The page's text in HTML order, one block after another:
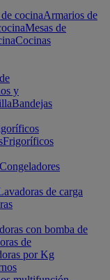
cocinaArmarios de
Mesas de
Cocinas
y
Bandejas
Frigoríficos
Congeladores
de carga
con bomba de
de
por Kg